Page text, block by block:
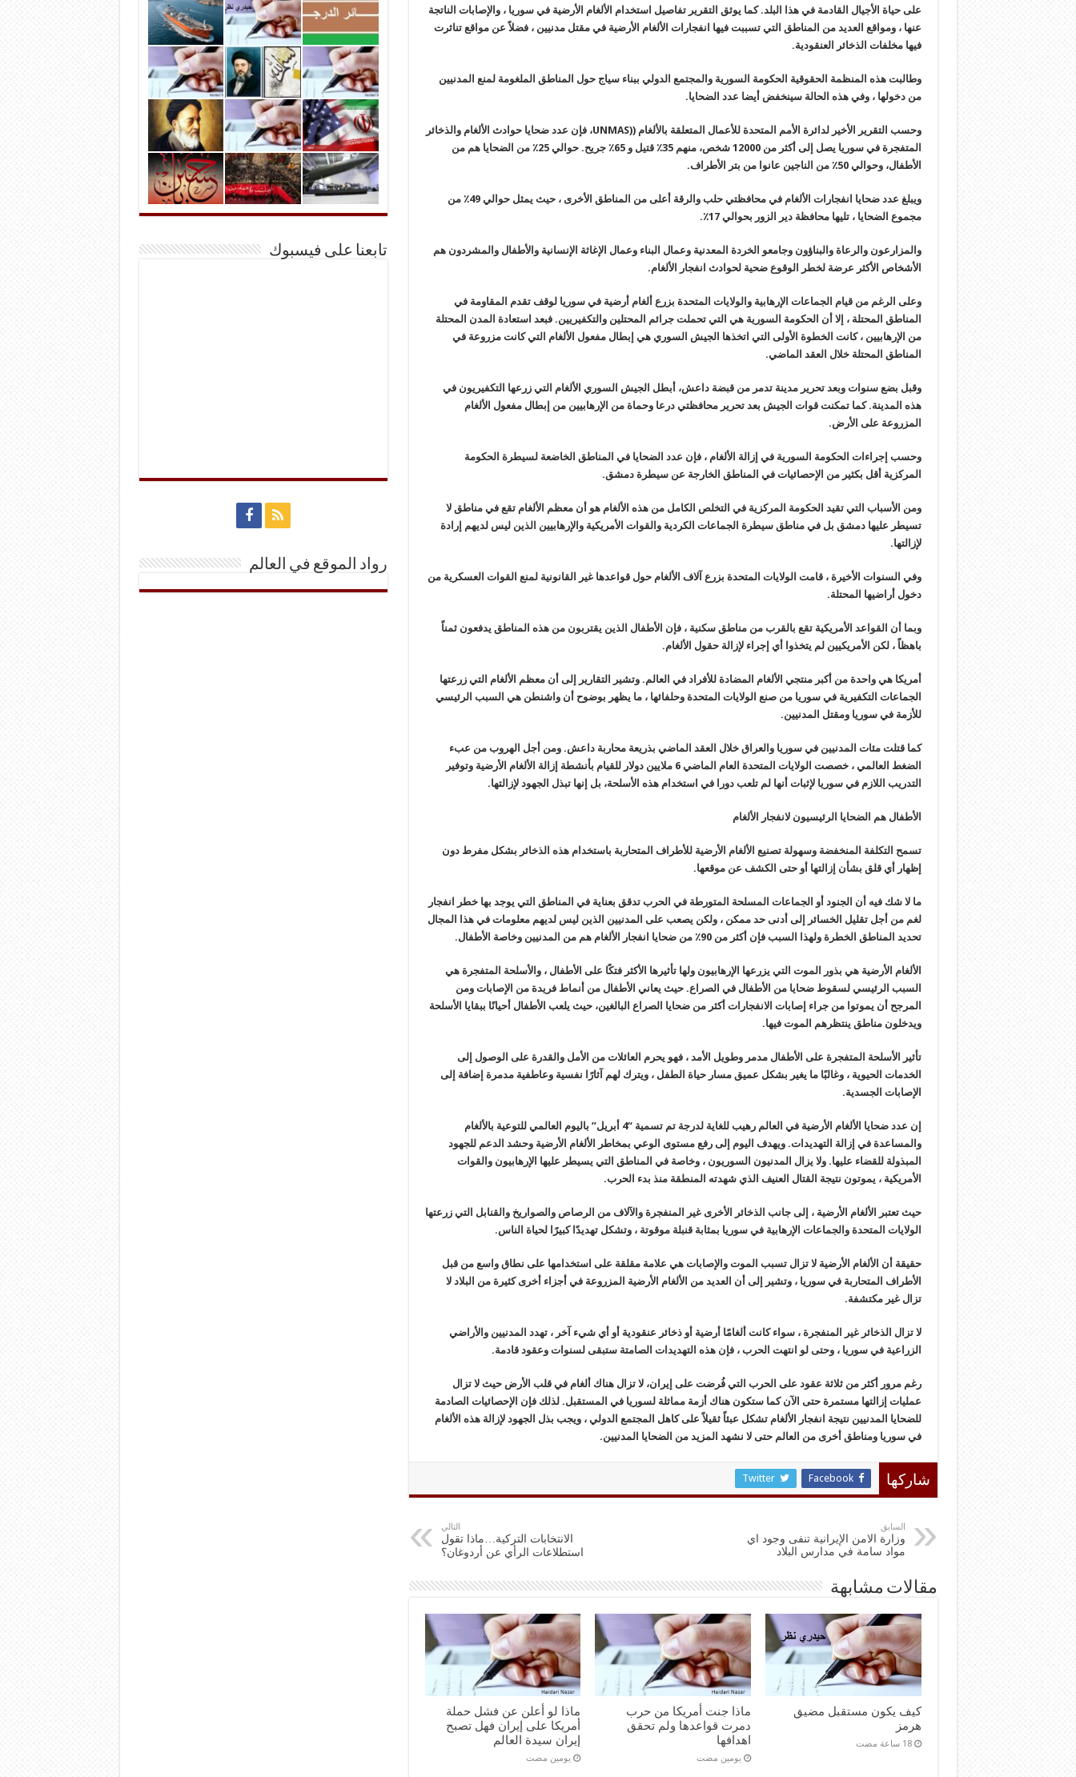
على حياة الأجيال القادمة في هذا البلد. كما يوثق التقرير تفاصيل استخدام الألغام الأرضية في سوريا ، والإصابات الناتجة
عنها ، ومواقع العديد من المناطق التي تسببت فيها انفجارات الألغام الأرضية في مقتل مدنيين ، فضلاً عن مواقع تناثرت
فيها مخلفات الذخائر العنقودية.
وطالبت هذه المنظمة الحقوقية الحكومة السورية والمجتمع الدولي ببناء سياج حول المناطق الملغومة لمنع المدنيين
من دخولها ، وفي هذه الحالة سينخفض ​​أيضا عدد الضحايا.
وحسب التقرير الأخير لدائرة الأمم المتحدة للأعمال المتعلقة بالألغام (UNMAS)، فإن عدد ضحايا حوادث الألغام والذخائر
المتفجرة في سوريا يصل إلى أكثر من 12000 شخص، منهم 35٪ قتيل و 65٪ جريح. حوالي 25٪ من الضحايا هم من
الأطفال، وحوالي 50٪ من الناجين عانوا من بتر الأطراف.
ويبلغ عدد ضحايا انفجارات الألغام في محافظتي حلب والرقة أعلى من المناطق الأخرى ، حيث يمثل حوالي 49٪ من
مجموع الضحايا ، تليها محافظة دير الزور بحوالي 17٪.
والمزارعون والرعاة والبناؤون وجامعو الخردة المعدنية وعمال البناء وعمال الإغاثة الإنسانية والأطفال والمشردون هم
الأشخاص الأكثر عرضة لخطر الوقوع ضحية لحوادث انفجار الألغام.
وعلى الرغم من قيام الجماعات الإرهابية والولايات المتحدة بزرع ألغام أرضية في سوريا لوقف تقدم المقاومة في
المناطق المحتلة ، إلا أن الحكومة السورية هي التي تحملت جرائم المحتلين والتكفيريين. فبعد استعادة المدن المحتلة
من الإرهابيين ، كانت الخطوة الأولى التي اتخذها الجيش السوري هي إبطال مفعول الألغام التي كانت مزروعة في
المناطق المحتلة خلال العقد الماضي.
وقبل بضع سنوات وبعد تحرير مدينة تدمر من قبضة داعش، أبطل الجيش السوري الألغام التي زرعها التكفيريون في
هذه المدينة. كما تمكنت قوات الجيش بعد تحرير محافظتي درعا وحماة من الإرهابيين من إبطال مفعول الألغام
المزروعة على الأرض.
وحسب إجراءات الحكومة السورية في إزالة الألغام ، فإن عدد الضحايا في المناطق الخاضعة لسيطرة الحكومة
المركزية أقل بكثير من الإحصائيات في المناطق الخارجة عن سيطرة دمشق.
ومن الأسباب التي تقيد الحكومة المركزية في التخلص الكامل من هذه الألغام هو أن معظم الألغام تقع في مناطق لا
تسيطر عليها دمشق بل في مناطق سيطرة الجماعات الكردية والقوات الأمريكية والإرهابيين الذين ليس لديهم إرادة
لإزالتها.
وفي السنوات الأخيرة ، قامت الولايات المتحدة بزرع آلاف الألغام حول قواعدها غير القانونية لمنع القوات العسكرية من
دخول أراضيها المحتلة.
وبما أن القواعد الأمريكية تقع بالقرب من مناطق سكنية ، فإن الأطفال الذين يقتربون من هذه المناطق يدفعون ثمناً
باهظاً ، لكن الأمريكيين لم يتخذوا أي إجراء لإزالة حقول الألغام.
أمريكا هي واحدة من أكبر منتجي الألغام المضادة للأفراد في العالم. وتشير التقارير إلى أن معظم الألغام التي زرعتها
الجماعات التكفيرية في سوريا من صنع الولايات المتحدة وحلفائها ، ما يظهر بوضوح أن واشنطن هي السبب الرئيسي
للأزمة في سوريا ومقتل المدنيين.
كما قتلت مئات المدنيين في سوريا والعراق خلال العقد الماضي بذريعة محاربة داعش. ومن أجل الهروب من عبء
الضغط العالمي ، خصصت الولايات المتحدة العام الماضي 6 ملايين دولار للقيام بأنشطة إزالة الألغام الأرضية وتوفير
التدريب اللازم في سوريا لإثبات أنها لم تلعب دورا في استخدام هذه الأسلحة، بل إنها تبذل الجهود لإزالتها.
الأطفال هم الضحايا الرئيسيون لانفجار الألغام
تسمح التكلفة المنخفضة وسهولة تصنيع الألغام الأرضية للأطراف المتحاربة باستخدام هذه الذخائر بشكل مفرط دون
إظهار أي قلق بشأن إزالتها أو حتى الكشف عن موقعها.
ما لا شك فيه أن الجنود أو الجماعات المسلحة المتورطة في الحرب تدقق بعناية في المناطق التي يوجد بها خطر انفجار
لغم من أجل تقليل الخسائر إلى أدنى حد ممكن ، ولكن يصعب على المدنيين الذين ليس لديهم معلومات في هذا المجال
تحديد المناطق الخطرة ولهذا السبب فإن أكثر من 90٪ من ضحايا انفجار الألغام هم من المدنيين وخاصة الأطفال.
الألغام الأرضية هي بذور الموت التي يزرعها الإرهابيون ولها تأثيرها الأكثر فتكًا على الأطفال ، والأسلحة المتفجرة هي
السبب الرئيسي لسقوط ضحايا من الأطفال في الصراع. حيث يعاني الأطفال من أنماط فريدة من الإصابات ومن
المرجح أن يموتوا من جراء إصابات الانفجارات أكثر من ضحايا الصراع البالغين، حيث يلعب الأطفال أحيانًا ببقايا الأسلحة
ويدخلون مناطق ينتظرهم الموت فيها.
تأثير الأسلحة المتفجرة على الأطفال مدمر وطويل الأمد ، فهو يحرم العائلات من الأمل والقدرة على الوصول إلى
الخدمات الحيوية ، وغالبًا ما يغير بشكل عميق مسار حياة الطفل ، ويترك لهم آثارًا نفسية وعاطفية مدمرة إضافة إلى
الإصابات الجسدية.
إن عدد ضحايا الألغام الأرضية في العالم رهيب للغاية لدرجة تم تسمية “4 أبريل” باليوم العالمي للتوعية بالألغام
والمساعدة في إزالة التهديدات. ويهدف اليوم إلى رفع مستوى الوعي بمخاطر الألغام الأرضية وحشد الدعم للجهود
المبذولة للقضاء عليها. ولا يزال المدنيون السوريون ، وخاصة في المناطق التي يسيطر عليها الإرهابيون والقوات
الأمريكية ، يموتون نتيجة القتال العنيف الذي شهدته المنطقة منذ بدء الحرب.
حيث تعتبر الألغام الأرضية ، إلى جانب الذخائر الأخرى غير المنفجرة والآلاف من الرصاص والصواريخ والقنابل التي زرعتها
الولايات المتحدة والجماعات الإرهابية في سوريا بمثابة قنبلة موقوتة ، وتشكل تهديدًا كبيرًا لحياة الناس.
حقيقة أن الألغام الأرضية لا تزال تسبب الموت والإصابات هي علامة مقلقة على استخدامها على نطاق واسع من قبل
الأطراف المتحاربة في سوريا ، وتشير إلى أن العديد من الألغام الأرضية المزروعة في أجزاء أخرى كثيرة من البلاد لا
تزال غير مكتشفة.
لا تزال الذخائر غير المنفجرة ، سواء كانت ألغامًا أرضية أو ذخائر عنقودية أو أي شيء آخر ، تهدد المدنيين والأراضي
الزراعية في سوريا ، وحتى لو انتهت الحرب ، فإن هذه التهديدات الصامتة ستبقى لسنوات وعقود قادمة.
رغم مرور أكثر من ثلاثة عقود على الحرب التي فُرضت على إيران، لا تزال هناك ألغام في قلب الأرض حيث لا تزال
عمليات إزالتها مستمرة حتى الآن كما ستكون هناك أزمة مماثلة لسوريا في المستقبل. لذلك فإن الإحصائيات الصادمة
للضحايا المدنيين نتيجة انفجار الألغام تشكل عبئاً ثقيلاً على كاهل المجتمع الدولي ، ويجب بذل الجهود لإزالة هذه الألغام
في سوريا ومناطق أخرى من العالم حتى لا نشهد المزيد من الضحايا المدنيين.
شاركها Facebook
Twitter
السابق
وزارة الامن الإيرانية تنفى وجود اي
مواد سامة في مدارس البلاد
التالي
الانتخابات التركية…ماذا تقول
استطلاعات الرأي عن أردوغان؟
مقالات مشابهة
كيف يكون مستقبل مضيق
هرمز
‏18 ساعة مضت
ماذا جنت أمريكا من حرب
دمرت قواعدها ولم تحقق
اهدافها
‏يومين مضت
ماذا لو أعلن عن فشل حملة
أمريكا على إيران فهل تصبح
إيران سيدة العالم
‏يومين مضت
تابعنا على فيسبوك
رواد الموقع في العالم